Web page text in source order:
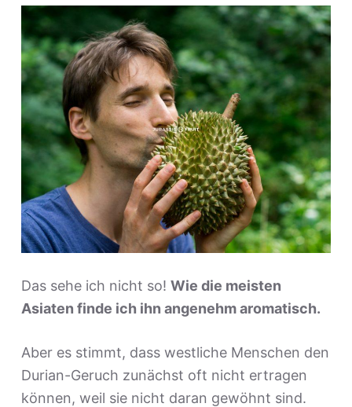
Das sehe ich nicht so! Wie die meisten
Asiaten finde ich ihn angenehm aromatisch.
Aber es stimmt, dass westliche Menschen den
Durian-Geruch zunächst oft nicht ertragen
können, weil sie nicht daran gewöhnt sind.